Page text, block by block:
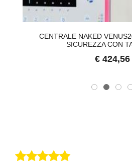
CENTRALE NAKED
SICUREZZA CON
€ 424,56